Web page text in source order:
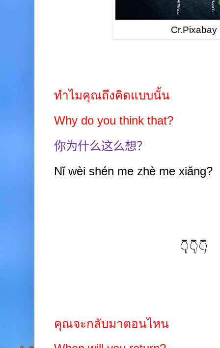
Cr.Pixabay
ทำไมคุณถึงคิดแบบนั้น
Why do you think that?
你为什么这么想？
Nǐ wèi shén me zhè me xiǎng?
👇👇👇
คุณจะกลับมาตอนไหน